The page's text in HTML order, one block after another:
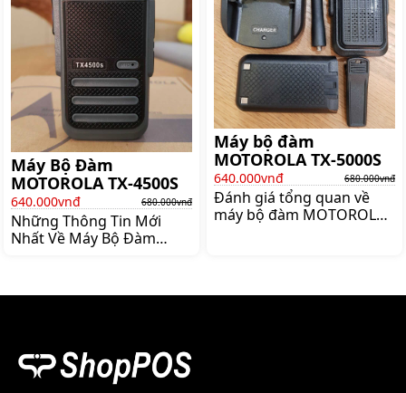
siêu hiệu quả là một sản
phẩm có thể ứng dụng
được trong rất nhiều các
lĩnh vực đa dạng khác
nhau Vậy thì sản phẩm
CP 3300 Với những ưu
điểm vượt trội
Máy Bộ Đàm
MOTOROLA TX-4500S
640.000vnđ 680.000vnđ
Những Thông Tin Mới
Nhất Về Máy Bộ Đàm
có nhiều doanh nghiệp
công nghệ vào hoạt động
kinh doanh như thế nào
Máy bộ đàm
MOTOROLA TX-5000S
640.000vnđ 680.000vnđ
Đánh giá tổng quan về
máy bộ đàm MOTOROLA
thương hiệu bộ đàm